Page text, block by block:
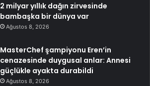
2 milyar yıllık dağın zirvesinde
bambaşka bir dünya var
Ağustos 8, 2026
MasterChef şampiyonu Eren’in
cenazesinde duygusal anlar: Annesi
güçlükle ayakta durabildi
Ağustos 8, 2026